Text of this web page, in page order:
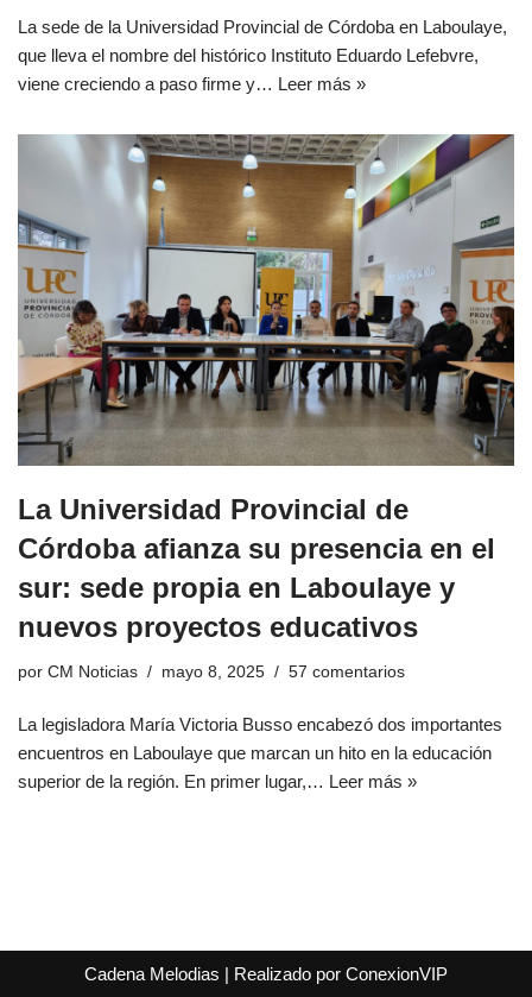
La sede de la Universidad Provincial de Córdoba en Laboulaye,
que lleva el nombre del histórico Instituto Eduardo Lefebvre,
viene creciendo a paso firme y… Leer más »
La Universidad Provincial de
Córdoba afianza su presencia en el
sur: sede propia en Laboulaye y
nuevos proyectos educativos
por CM Noticias mayo 8, 2025 57 comentarios
La legisladora María Victoria Busso encabezó dos importantes
encuentros en Laboulaye que marcan un hito en la educación
superior de la región. En primer lugar,… Leer más »
Cadena Melodias | Realizado por ConexionVIP